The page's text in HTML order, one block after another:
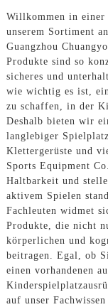
Willkommen in einer
unserem Sortiment
Guangzhou
Produkte sind so
sicheres und
wie wichtig es ist,
zu schaffen, in der
Deshalb bieten wir
langlebiger
Klettergerüste und
Sports Equipment
Haltbarkeit und
aktivem Spielen
Fachleuten widmet
Produkte, die nicht
körperlichen und
beitragen. Egal, ob
einen vorhandenen
auf unser